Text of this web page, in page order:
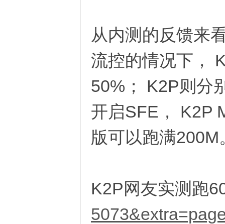
从内测的反馈来
流控的情况下，
50%； K2P则分
开启SFE， K2P
版可以跑满
K2P网友实测跑